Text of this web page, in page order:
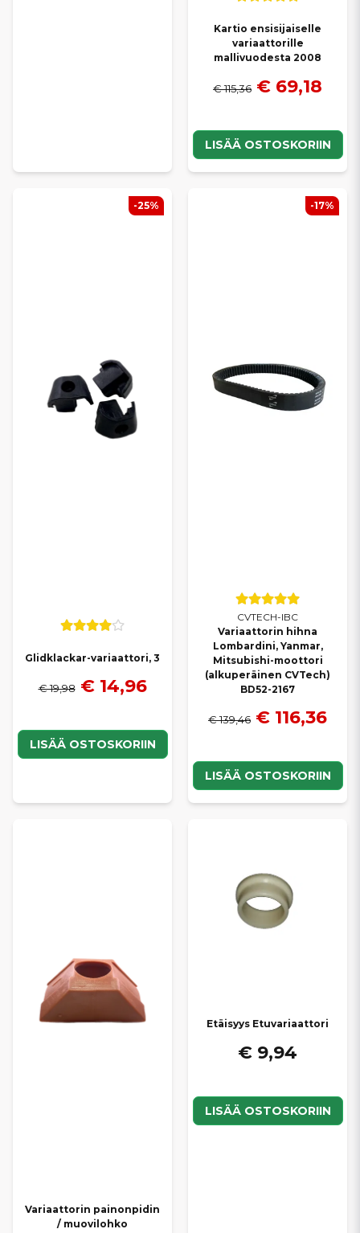
Kartio ensisijaiselle
variaattorille
mallivuodesta 2008
€ 115,36 € 69,18
LISÄÄ OSTOSKORIIN
Glidklackar-variaattori, 3
€ 19,98 € 14,96
LISÄÄ OSTOSKORIIN
-25%
CVTECH-IBC
Variaattorin hihna
Lombardini, Yanmar,
Mitsubishi-moottori
(alkuperäinen CVTech)
BD52-2167
€ 139,46 € 116,36
LISÄÄ OSTOSKORIIN
-17%
Variaattorin painonpidin
/ muovilohko
Etäisyys Etuvariaattori
€ 9,94
LISÄÄ OSTOSKORIIN